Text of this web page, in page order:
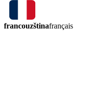
francouzštinafrançais